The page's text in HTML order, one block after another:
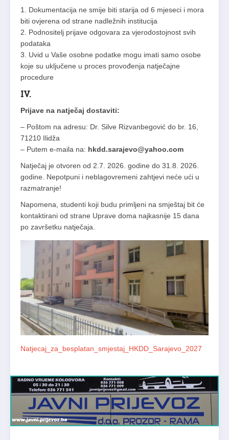
1. Dokumentacija ne smije biti starija od 6 mjeseci i mora
biti ovjerena od strane nadležnih institucija
2. Podnositelj prijave odgovara za vjerodostojnost svih
podataka
3. Uvid u Vaše osobne podatke mogu imati samo osobe
koje su uključene u proces provođenja natječajne
procedure
IV.
Prijave na natječaj dostaviti:
– Poštom na adresu: Dr. Silve Rizvanbegović do br. 16,
71210 Ilidža
– Putem e-maila na: hkdd.sarajevo@yahoo.com
Natječaj je otvoren od 2.7. 2026. godine do 31.8. 2026.
godine. Nepotpuni i neblagovremeni zahtjevi neće ući u
razmatranje!
Napomena, studenti koji budu primljeni na smještaj bit će
kontaktirani od strane Uprave doma najkasnije 15 dana
po završetku natječaja.
Natjecaj_za_besplatan_smjestaj_HKDD_Sarajevo_2027